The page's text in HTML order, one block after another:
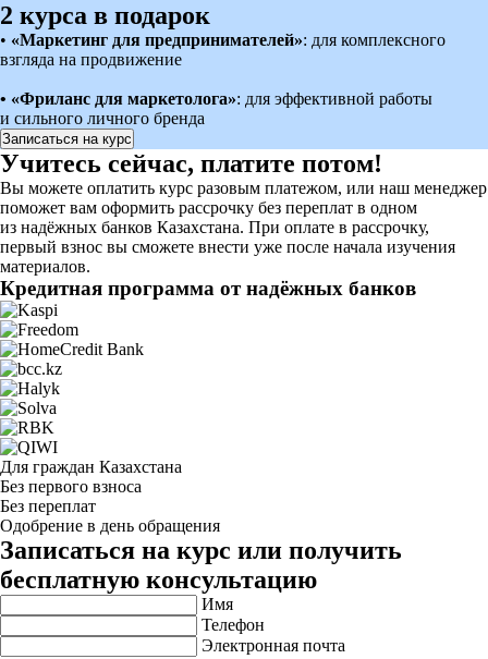
2 курса в подарок
•‎ «Маркетинг для предпринимателей»: для комплексного
взгляда на продвижение
•‎ «Фриланс для маркетолога»: для эффективной работы
и сильного личного бренда
Записаться на курс
Учитесь сейчас, платите потом!
Вы можете оплатить курс разовым платежом, или наш менеджер
поможет вам оформить рассрочку без переплат в одном
из надёжных банков Казахстана. При оплате в рассрочку,
первый взнос вы сможете внести уже после начала изучения
материалов.
Кредитная программа от надёжных банков
Для граждан Казахстана
Без первого взноса
Без переплат
Одобрение в день обращения
Записаться на курс или получить
бесплатную консультацию
Имя
Телефон
Электронная почта